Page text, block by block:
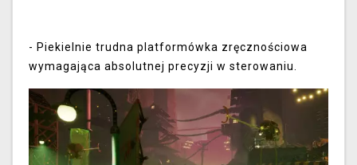
- Piekielnie trudna platformówka zręcznościowa
wymagająca absolutnej precyzji w sterowaniu.